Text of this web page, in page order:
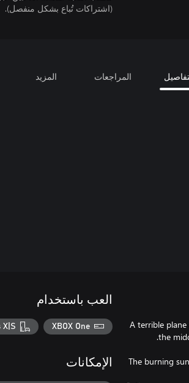
(اشتراكات تُباع بشكل منفصل).
المراجعات المزيد
A terrible plane
The burning
العب باستخدام
XBOX One
X|S
الإمكانات